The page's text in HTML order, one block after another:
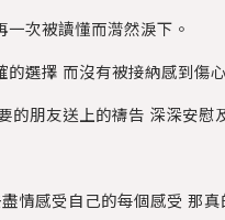
次被讀懂而潸然淚下。
的選擇 而沒有被接納感到傷
的朋友送上的禱告 深深安慰
情感受自己的每個感受 那